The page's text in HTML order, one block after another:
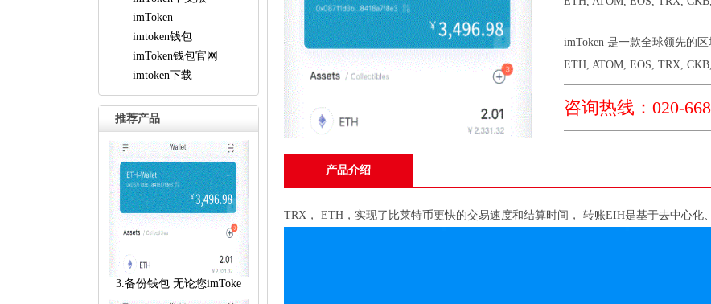
imToken
imtoken钱包
imToken钱包官网
imtoken下载
推荐产品
3.备份钱包 无论您imToke
imToken 是一款全球领先的
ETH, ATOM, EOS, TRX,
咨询热线：020-
产品介绍
TRX， ETH，实现了比莱特币更快的交易速度和结算时间， 转账EIH是基于去中心化